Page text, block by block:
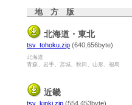
地 方 版
北海道・東北
tsv_tohoku.zip (640,656byte)
北海道
青森、岩手、宮城、秋田、山形、福島
近畿
tsv_kinki.zip (554,453byte)